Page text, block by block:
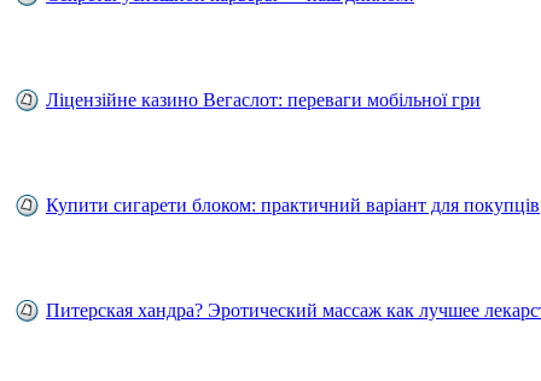
Ліцензійне казино Вегаслот: переваги мобільної гри
Купити сигарети блоком: практичний варіант для покупців
Питерская хандра? Эротический массаж как лучшее